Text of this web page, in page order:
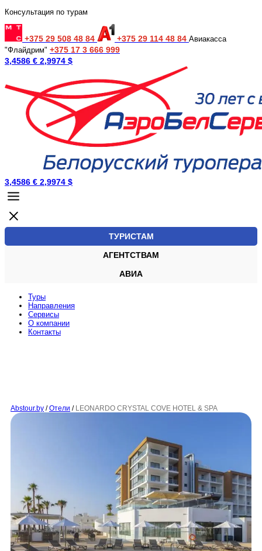
Консультация по турам
+375 29 508 48 84 +375 29 114 48 84 Авиакасса
"Флайдрим" +375 17 3 666 999
3,4586 € 2,9974 $
3,4586 € 2,9974 $
ТУРИСТАМ
АГЕНТСТВАМ
АВИА
Туры
Направления
Сервисы
O компании
Контакты
Abstour.by / Отели / LEONARDO CRYSTAL COVE HOTEL & SPA